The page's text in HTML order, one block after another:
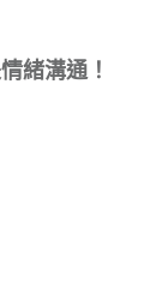
緒溝通！